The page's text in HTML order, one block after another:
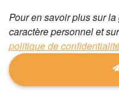
Pour en savoir plus sur
caractère personnel et
politique de